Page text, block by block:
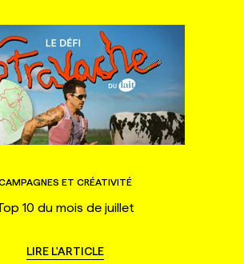
ET CRÉATIVITÉ
10 du mois de juillet
LIRE L'ARTICLE